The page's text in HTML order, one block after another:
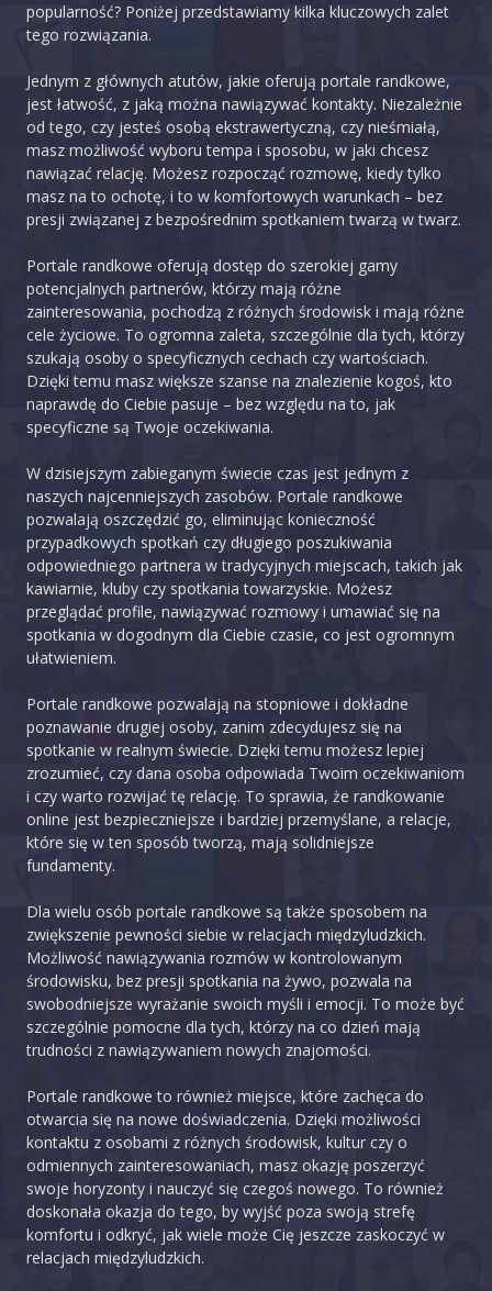
popularność? Poniżej przedstawiamy kilka kluczowych zalet
tego rozwiązania.
Jednym z głównych atutów, jakie oferują portale randkowe,
jest łatwość, z jaką można nawiązywać kontakty. Niezależnie
od tego, czy jesteś osobą ekstrawertyczną, czy nieśmiałą,
masz możliwość wyboru tempa i sposobu, w jaki chcesz
nawiązać relację. Możesz rozpocząć rozmowę, kiedy tylko
masz na to ochotę, i to w komfortowych warunkach – bez
presji związanej z bezpośrednim spotkaniem twarzą w twarz.
Portale randkowe oferują dostęp do szerokiej gamy
potencjalnych partnerów, którzy mają różne
zainteresowania, pochodzą z różnych środowisk i mają różne
cele życiowe. To ogromna zaleta, szczególnie dla tych, którzy
szukają osoby o specyficznych cechach czy wartościach.
Dzięki temu masz większe szanse na znalezienie kogoś, kto
naprawdę do Ciebie pasuje – bez względu na to, jak
specyficzne są Twoje oczekiwania.
W dzisiejszym zabieganym świecie czas jest jednym z
naszych najcenniejszych zasobów. Portale randkowe
pozwalają oszczędzić go, eliminując konieczność
przypadkowych spotkań czy długiego poszukiwania
odpowiedniego partnera w tradycyjnych miejscach, takich jak
kawiarnie, kluby czy spotkania towarzyskie. Możesz
przeglądać profile, nawiązywać rozmowy i umawiać się na
spotkania w dogodnym dla Ciebie czasie, co jest ogromnym
ułatwieniem.
Portale randkowe pozwalają na stopniowe i dokładne
poznawanie drugiej osoby, zanim zdecydujesz się na
spotkanie w realnym świecie. Dzięki temu możesz lepiej
zrozumieć, czy dana osoba odpowiada Twoim oczekiwaniom
i czy warto rozwijać tę relację. To sprawia, że randkowanie
online jest bezpieczniejsze i bardziej przemyślane, a relacje,
które się w ten sposób tworzą, mają solidniejsze
fundamenty.
Dla wielu osób portale randkowe są także sposobem na
zwiększenie pewności siebie w relacjach międzyludzkich.
Możliwość nawiązywania rozmów w kontrolowanym
środowisku, bez presji spotkania na żywo, pozwala na
swobodniejsze wyrażanie swoich myśli i emocji. To może być
szczególnie pomocne dla tych, którzy na co dzień mają
trudności z nawiązywaniem nowych znajomości.
Portale randkowe to również miejsce, które zachęca do
otwarcia się na nowe doświadczenia. Dzięki możliwości
kontaktu z osobami z różnych środowisk, kultur czy o
odmiennych zainteresowaniach, masz okazję poszerzyć
swoje horyzonty i nauczyć się czegoś nowego. To również
doskonała okazja do tego, by wyjść poza swoją strefę
komfortu i odkryć, jak wiele może Cię jeszcze zaskoczyć w
relacjach międzyludzkich.